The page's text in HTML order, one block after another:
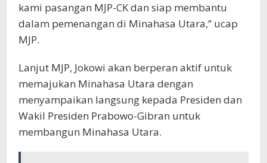
kami pasangan MJP-CK dan siap membantu
dalam pemenangan di Minahasa Utara,” ucap
MJP.
Lanjut MJP, Jokowi akan berperan aktif untuk
memajukan Minahasa Utara dengan
menyampaikan langsung kepada Presiden dan
Wakil Presiden Prabowo-Gibran untuk
membangun Minahasa Utara.